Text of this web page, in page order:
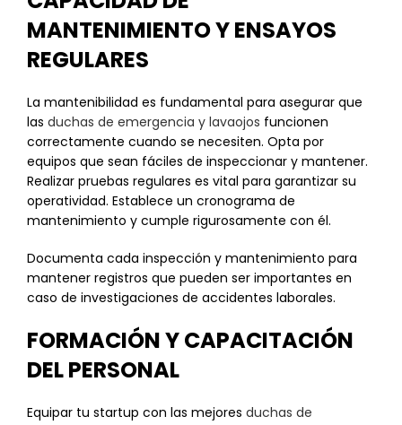
MANTENIMIENTO Y ENSAYOS
REGULARES
La mantenibilidad es fundamental para asegurar que
las duchas de emergencia y lavaojos funcionen
correctamente cuando se necesiten. Opta por
equipos que sean fáciles de inspeccionar y mantener.
Realizar pruebas regulares es vital para garantizar su
operatividad. Establece un cronograma de
mantenimiento y cumple rigurosamente con él.
Documenta cada inspección y mantenimiento para
mantener registros que pueden ser importantes en
caso de investigaciones de accidentes laborales.
FORMACIÓN Y CAPACITACIÓN
DEL PERSONAL
Equipar tu startup con las mejores duchas de